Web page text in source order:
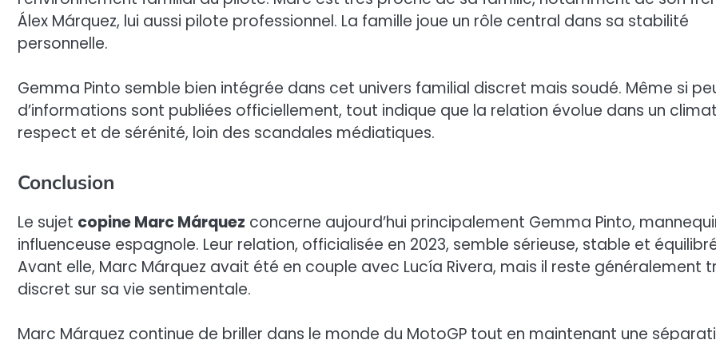
Álex Márquez, lui aussi pilote professionnel. La famille joue un rôle central dans sa stabilité
personnelle.
Gemma Pinto semble bien intégrée dans cet univers familial discret mais soudé. Même si
d’informations sont publiées officiellement, tout indique que la relation évolue dans un
respect et de sérénité, loin des scandales médiatiques.
Conclusion
Le sujet copine Marc Márquez concerne aujourd’hui principalement Gemma Pinto,
influenceuse espagnole. Leur relation, officialisée en 2023, semble sérieuse, stable et
Avant elle, Marc Márquez avait été en couple avec Lucía Rivera, mais il reste généralement
discret sur sa vie sentimentale.
Marc Márquez continue de briller dans le monde du MotoGP tout en maintenant une